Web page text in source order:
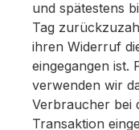
und spätestens
Tag
ihren Widerruf
eingegangen ist.
verwenden wir
Verbraucher bei
Transaktion